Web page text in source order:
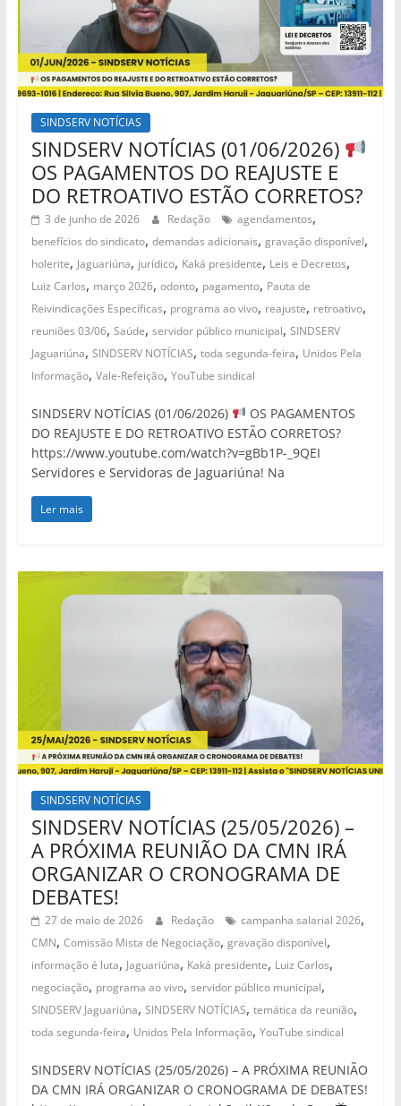
SINDSERV NOTÍCIAS
SINDSERV NOTÍCIAS (01/06/2026)
OS PAGAMENTOS DO REAJUSTE E
DO RETROATIVO ESTÃO CORRETOS?
3 de junho de 2026 Redação agendamentos,
benefícios do sindicato, demandas adicionais, gravação disponível,
holerite, Jaguariúna, jurídico, Kaká presidente, Leis e Decretos,
Luiz Carlos, março 2026, odonto, pagamento, Pauta de
Reivindicações Específicas, programa ao vivo, reajuste, retroativo,
reuniões 03/06, Saúde, servidor público municipal, SINDSERV
Jaguariúna, SINDSERV NOTÍCIAS, toda segunda-feira, Unidos Pela
Informação, Vale-Refeição, YouTube sindical
SINDSERV NOTÍCIAS (01/06/2026)
OS PAGAMENTOS
DO REAJUSTE E DO RETROATIVO ESTÃO CORRETOS?
https://www.youtube.com/watch?v=gBb1P-_9QEI
Servidores e Servidoras de Jaguariúna! Na
Ler mais
SINDSERV NOTÍCIAS
SINDSERV NOTÍCIAS (25/05/2026) –
A PRÓXIMA REUNIÃO DA CMN IRÁ
ORGANIZAR O CRONOGRAMA DE
DEBATES!
27 de maio de 2026 Redação campanha salarial 2026,
CMN, Comissão Mista de Negociação, gravação disponível,
informação é luta, Jaguariúna, Kaká presidente, Luiz Carlos,
negociação, programa ao vivo, servidor público municipal,
SINDSERV Jaguariúna, SINDSERV NOTÍCIAS, temática da reunião,
toda segunda-feira, Unidos Pela Informação, YouTube sindical
SINDSERV NOTÍCIAS (25/05/2026) – A PRÓXIMA REUNIÃO
DA CMN IRÁ ORGANIZAR O CRONOGRAMA DE DEBATES!